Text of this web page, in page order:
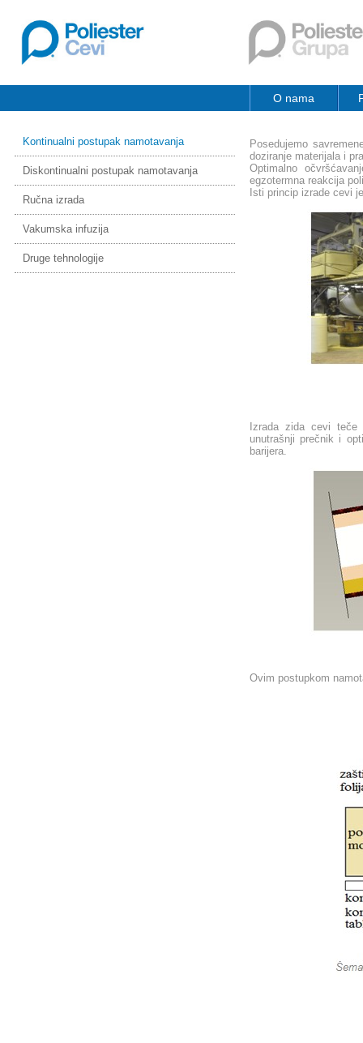
O nama
Kontinualni postupak namotavanja
Diskontinualni postupak namotavanja
Ručna izrada
Vakumska infuzija
Druge tehnologije
Posedujemo
doziranje materijala i
Optimalno
egzotermna reakcija
Isti princip izrade cevi
Izrada zida cevi teče
unutrašnji prečnik i
barijera.
Ovim postupkom